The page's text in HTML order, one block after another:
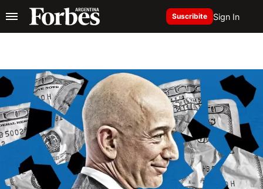
Suscribite Sign In